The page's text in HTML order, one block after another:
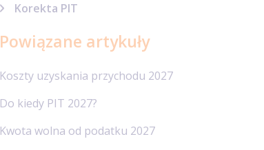
Korekta PIT
Powiązane artykuły
Koszty uzyskania przychodu 2027
Do kiedy PIT 2027?
Kwota wolna od podatku 2027